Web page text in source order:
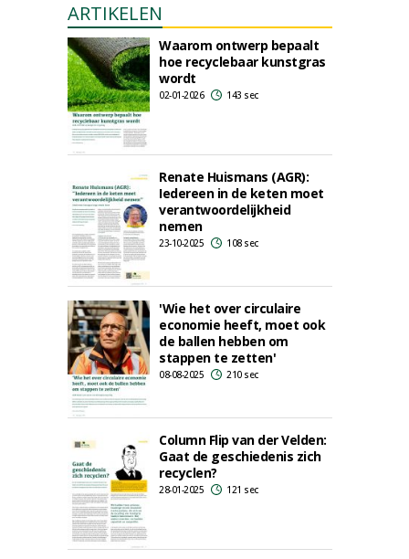
ARTIKELEN
Waarom ontwerp bepaalt
hoe recyclebaar kunstgras
wordt
02-01-2026 143 sec
Renate Huismans (AGR):
Iedereen in de keten moet
verantwoordelijkheid
nemen
23-10-2025 108 sec
'Wie het over circulaire
economie heeft, moet ook
de ballen hebben om
stappen te zetten'
08-08-2025 210 sec
Column Flip van der Velden:
Gaat de geschiedenis zich
recyclen?
28-01-2025 121 sec